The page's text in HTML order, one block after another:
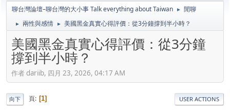
聊台灣論壇–聊台灣的大小事 Talk everything about Taiwan ► 閒聊
► 兩性與感情 ► 美國黑金真實心得評價：從3分鐘撐到半小時？
美國黑金真實心得評價：從3分鐘
撐到半小時？
作者 dariib, 四月 23, 2026, 04:17 AM
向下 頁 1 USER ACTIONS